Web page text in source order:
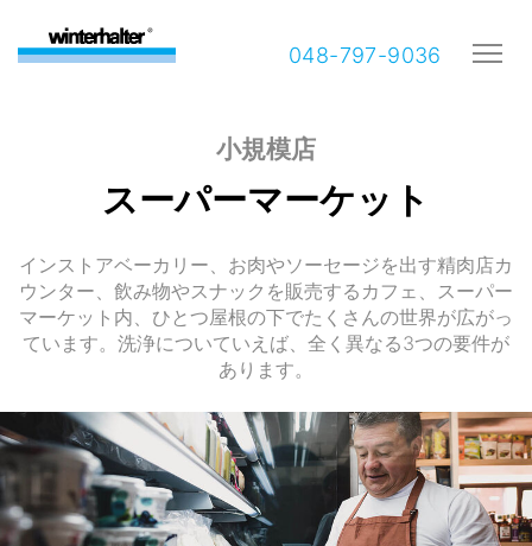
048-797-9036
小規模店
スーパーマーケット
インストアベーカリー、お肉やソーセージを出す精肉店カ
ウンター、飲み物やスナックを販売するカフェ、スーパー
マーケット内、ひとつ屋根の下でたくさんの世界が広がっ
ています。洗浄についていえば、全く異なる3つの要件が
あります。